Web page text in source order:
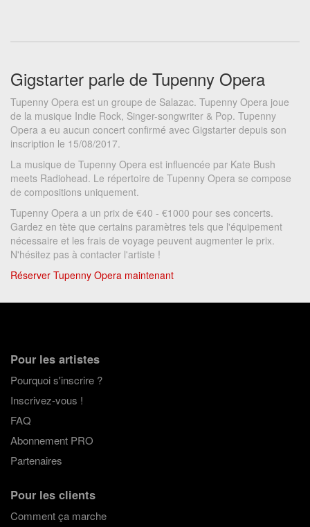
Gigstarter parle de Tupenny Opera
Tupenny Opera est un groupe de Salazac. Tupenny Opera joue
de la musique Indie Rock, Singer-songwriter & Pop. Tupenny
Opera a eu aucun concert confirmé avec Gigstarter depuis son
inscription le 15/08/2017.
La musique de Tupenny Opera est influencée par Kate Bush
meets Radiohead. Le répertoire de Tupenny Opera se compose
de compositions uniquement.
Tupenny Opera a un prix de €40 - €1000 pour ses concerts.
Gardez en tète que certains paramètres tels que l'équipement
nécessaire et les frais de voyage peuvent augmenter le prix.
N'hésitez pas à contacter l'artiste !
Réserver Tupenny Opera maintenant
Pour les artistes
Pourquoi s'inscrire ?
Inscrivez-vous !
FAQ
Abonnement PRO
Partenaires
Pour les clients
Comment ça marche